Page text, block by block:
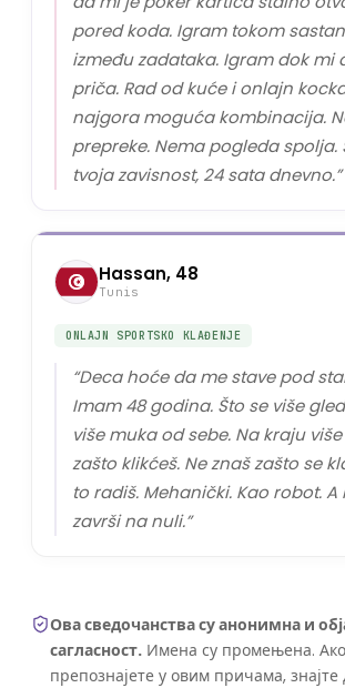
pored koda. Igram tokom
između zadataka. Igram dok mi
priča. Rad od kuće i onlajn
najgora moguća kombinacija.
prepreke. Nema pogleda spolja.
tvoja zavisnost, 24 sata dnevno.”
Hassan, 48
Tunis
ONLAJN SPORTSKO KLAĐENJE
“Deca hoće da me stave pod
Imam 48 godina. Što se više
više muka od sebe. Na kraju
zašto klikćeš. Ne znaš zašto se
to radiš. Mehanički. Kao robot.
završi na nuli.”
Ова сведочанства су анонимна и
сагласност. Имена су промењена.
препознајете у овим причама, знајте